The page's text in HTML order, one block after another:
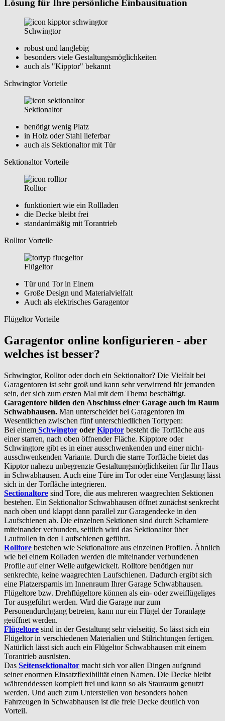
Lösung für Ihre persönliche Einbausituation
Schwingtor
robust und langlebig
besonders viele Gestaltungsmöglichkeiten
auch als "Kipptor" bekannt
Schwingtor Vorteile
Sektionaltor
benötigt wenig Platz
in Holz oder Stahl lieferbar
auch als Sektionaltor mit Tür
Sektionaltor Vorteile
Rolltor
funktioniert wie ein Rollladen
die Decke bleibt frei
standardmäßig mit Torantrieb
Rolltor Vorteile
Flügeltor
Tür und Tor in Einem
Große Design und Materialvielfalt
Auch als elektrisches Garagentor
Flügeltor Vorteile
Garagentor online konfigurieren - aber
welches ist besser?
Schwingtor, Rolltor oder doch ein Sektionaltor? Die Vielfalt bei
Garagentoren ist sehr groß und kann sehr verwirrend für jemanden
sein, der sich zum ersten Mal mit dem Thema beschäftigt.
Garagentore bilden den Abschluss einer Garage auch im Raum
Schwabhausen. Man unterscheidet bei Garagentoren im
Wesentlichen zwischen fünf unterschiedlichen Tortypen:
Bei einem Schwingtor oder Kipptor besteht die Torfläche aus
einer starren, nach oben öffnender Fläche. Kipptore oder
Schwingtore gibt es in einer ausschwenkenden und einer nicht-
ausschwenkenden Variante. Durch die starre Torfläche bietet das
Kipptor nahezu unbegrenzte Gestaltungsmöglichkeiten für Ihr Haus
in Schwabhausen. Auch eine Türe im Tor oder eine Verglasung lässt
sich in der Torfläche integrieren.
Sectionaltore sind Tore, die aus mehreren waagrechten Sektionen
bestehen. Ein Sektionaltor Schwabhausen öffnet zunächst senkrecht
nach oben und klappt dann parallel zur Garagendecke in den
Laufschienen ab. Die einzelnen Sektionen sind durch Scharniere
miteinander verbunden, seitlich wird das Sektionaltor über
Laufrollen in den Laufschienen geführt.
Rolltore bestehen wie Sektionaltore aus einzelnen Profilen. Ähnlich
wie bei einem Rolladen werden die miteinander verbundenen
Profile auf einer Welle aufgewickelt. Rolltore benötigen nur
senkrechte, keine waagrechten Laufschienen. Dadurch ergibt sich
eine Platzersparnis im Innenraum Ihrer Garage Schwabhausen.
Flügeltore bzw. Drehflügeltore können als ein- oder zweiflügeliges
Tor ausgeführt werden. Wird die Garage nur zum
Personendurchgang betreten, kann nur ein Flügel der Toranlage
geöffnet werden.
Flügeltore sind in der Gestaltung sehr vielseitig. So lässt sich ein
Flügeltor in verschiedenen Materialien und Stilrichtungen fertigen.
Natürlich lässt sich auch ein Flügeltor Schwabhausen mit einem
Torantrieb ausrüsten.
Das Seitensektionaltor macht sich vor allen Dingen aufgrund
seiner enormen Einsatzflexibilität einen Namen. Die Decke bleibt
währenddessen komplett frei und kann so als Stauraum genutzt
werden. Und auch zum Unterstellen von besonders hohen
Fahrzeugen in Schwabhausen ist die freie Decke deutlich von
Vorteil.